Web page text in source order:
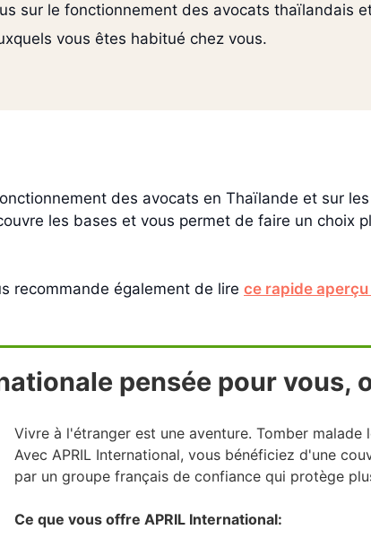
sur le fonctionnement des avocats thaïlandais
vous êtes habitué chez vous.
des avocats en Thaïlande et sur les
les bases et vous permet de faire un choix
recommande également de lire ce rapide
pensée pour vous,
Vivre à l'étranger est une aventure. Tomber malade
Avec APRIL International, vous bénéficiez d'une
par un groupe français de confiance qui protège
Ce que vous offre APRIL International: